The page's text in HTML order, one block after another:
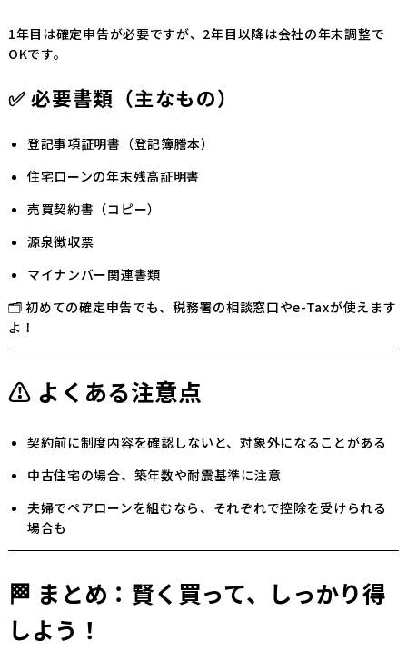
1年目は確定申告が必要ですが、2年目以降は会社の年末調整で
OKです。
✅ 必要書類（主なもの）
登記事項証明書（登記簿謄本）
住宅ローンの年末残高証明書
売買契約書（コピー）
源泉徴収票
マイナンバー関連書類
🗂 初めての確定申告でも、税務署の相談窓口やe-Taxが使えます
よ！
⚠ よくある注意点
契約前に制度内容を確認しないと、対象外になることがある
中古住宅の場合、築年数や耐震基準に注意
夫婦でペアローンを組むなら、それぞれで控除を受けられる
場合も
🏁 まとめ：賢く買って、しっかり得
しよう！